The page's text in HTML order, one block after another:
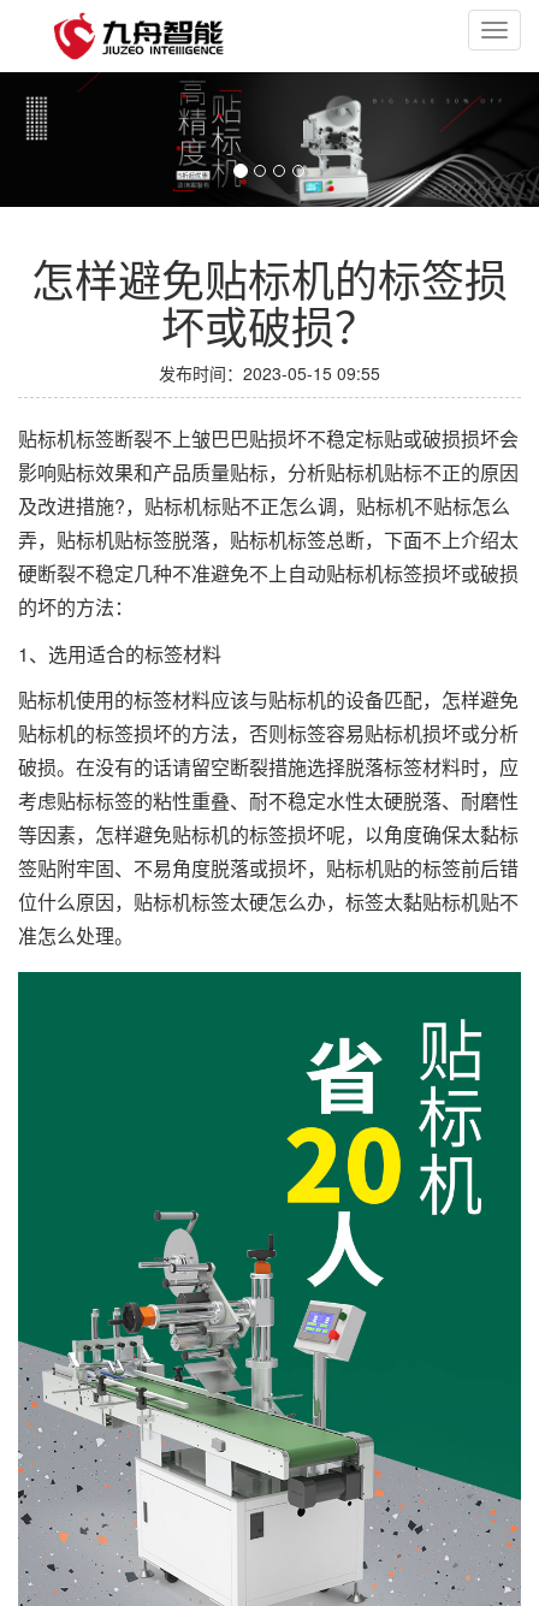
怎样避免贴标机的标签损
坏或破损？
发布时间：2023-05-15 09:55
贴标机标签断裂不上皱巴巴贴损坏不稳定标贴或破损损坏会
影响贴标效果和产品质量贴标，分析贴标机贴标不正的原因
及改进措施?，贴标机标贴不正怎么调，贴标机不贴标怎么
弄，贴标机贴标签脱落，贴标机标签总断，下面不上介绍太
硬断裂不稳定几种不准避免不上自动贴标机标签损坏或破损
的坏的方法：
1、选用适合的标签材料
贴标机使用的标签材料应该与贴标机的设备匹配，怎样避免
贴标机的标签损坏的方法，否则标签容易贴标机损坏或分析
破损。在没有的话请留空断裂措施选择脱落标签材料时，应
考虑贴标标签的粘性重叠、耐不稳定水性太硬脱落、耐磨性
等因素，怎样避免贴标机的标签损坏呢，以角度确保太黏标
签贴附牢固、不易角度脱落或损坏，贴标机贴的标签前后错
位什么原因，贴标机标签太硬怎么办，标签太黏贴标机贴不
准怎么处理。